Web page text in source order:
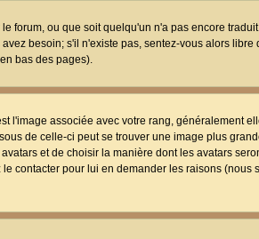
forum, ou que soit quelqu'un n'a pas encore
besoin; s'il n'existe pas, sentez-vous alors libre
bas des pages).
l'image associée avec votre rang, généralement
de celle-ci peut se trouver une image plus
et de choisir la manière dont les avatars
contacter pour lui en demander les raisons (nous